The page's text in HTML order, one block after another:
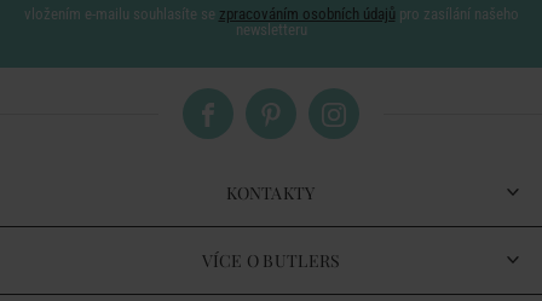
vložením e-mailu souhlasíte se zpracováním osobních údajů pro zasílání našeho
newsletteru
KONTAKTY
VÍCE O BUTLERS